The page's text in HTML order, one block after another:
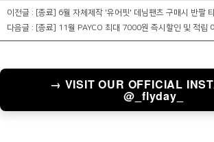
이전글 : [종료] 6월 자체제작 '유어핏' 데님팬츠 구매시 반팔
다음글 :
[종료] 11월 PAYCO 최대 7000원 즉시할인 및 적립
→ VISIT OUR OFFICIAL
@_flyday_